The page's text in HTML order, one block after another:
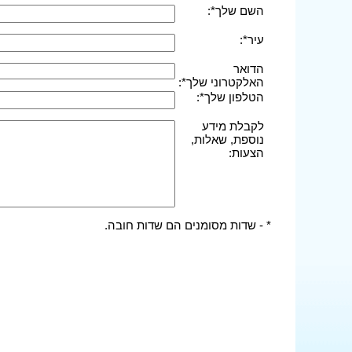
השם שלך*:
עיר*:
הדואר
האלקטרוני שלך*:
הטלפון שלך*:
לקבלת מידע
נוספת, שאלות,
הצעות:
* - שדות מסומנים הם שדות חובה.